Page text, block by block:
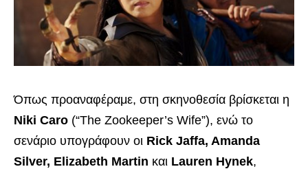
Όπως προαναφέραμε, στη σκηνοθεσία βρίσκεται η
Niki Caro (“The Zookeeper’s Wife”), ενώ το
σενάριο υπογράφουν οι Rick Jaffa, Amanda
Silver, Elizabeth Martin και Lauren Hynek,